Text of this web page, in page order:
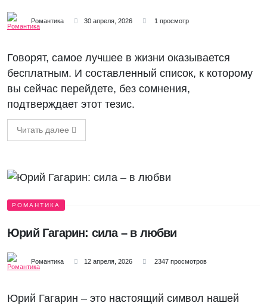
Романтика 30 апреля, 2026 1 просмотр
Говорят, самое лучшее в жизни оказывается
бесплатным. И составленный список, к которому
вы сейчас перейдете, без сомнения,
подтверждает этот тезис.
Читать далее
РОМАНТИКА
Юрий Гагарин: сила – в любви
Романтика 12 апреля, 2026 2347 просмотров
Юрий Гагарин – это настоящий символ нашей